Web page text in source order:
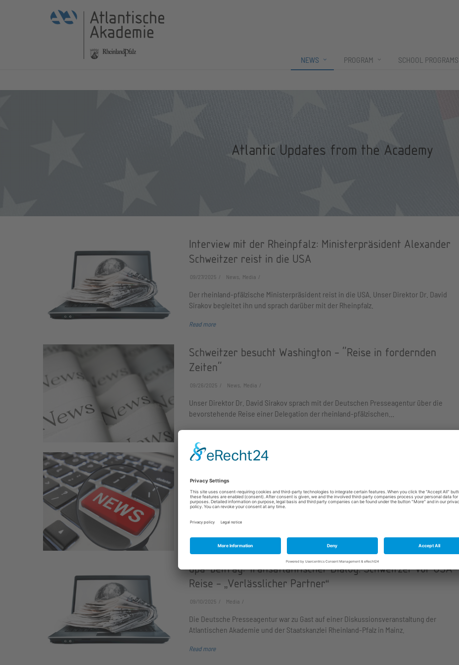
NEWS PROGRAM SCHOOL PROGRAMS
Atlantic Updates from the Academy
Interview mit der Rheinpfalz: Ministerpräsident Alexander
Schweitzer reist in die USA
09/27/2025 News, Media
Der rheinland-pfälzische Ministerpräsident reist in die USA. Unser Direktor Dr. David
Sirakov begleitet ihn und sprach darüber mit der Rheinpfalz.
Read more
Schweitzer besucht Washington - "Reise in fordernden
Zeiten"
09/26/2025 News, Media
Unser Direktor Dr. David Sirakov sprach mit der Deutschen Presseagentur über die
bevorstehende Reise einer Delegation der rheinland-pfälzischen…
Read more
Interview: Trump ohne Kirk
09/12/2025 News, Media
Mit Deutschlandfunk Nova sprach unsere stellvertretende Direktorin Sarah Wagner über
die Wirkung von Turning Point USA und Charlie Kirk.
Read more
dpa-beitrag: Transatlantischer Dialog. Schweitzer vor USA-
Reise - „Verlässlicher Partner“
09/10/2025 Media
Die Deutsche Presseagentur war zu Gast auf einer Diskussionsveranstaltung der
Atlantischen Akademie und der Staatskanzlei Rheinland-Pfalz in Mainz.
Read more